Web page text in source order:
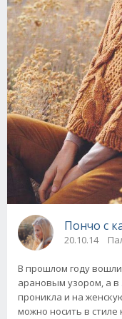
Пончо с
20.10.14
В прошлом году
арановым узором, а в
проникла и на
можно носить в стиле